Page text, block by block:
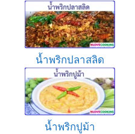
น้ำพริกปลาสลิด
น้ำพริกปูม้า